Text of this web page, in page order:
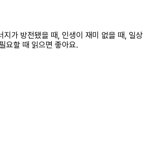
지가 방전됐을 때, 인생이 재미 없을 때, 일상
요할 때 읽으면 좋아요.